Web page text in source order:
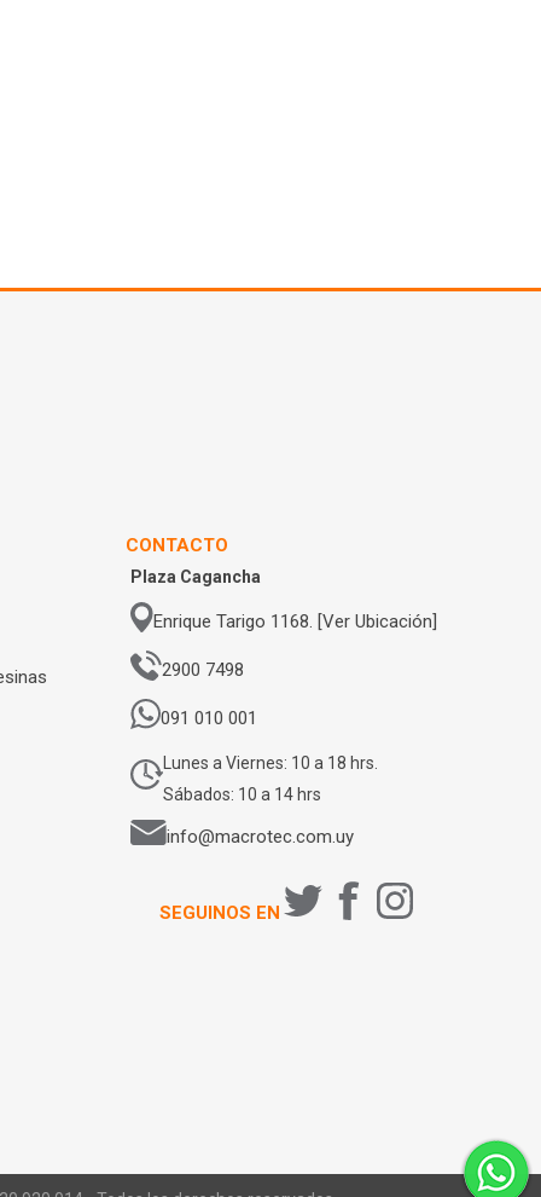
CONTACTO
Plaza Cagancha
Enrique Tarigo 1168. [Ver Ubicación]
2900 7498
091 010 001
Lunes a Viernes: 10 a 18 hrs.
Sábados: 10 a 14 hrs
info@macrotec.com.uy
SEGUINOS EN